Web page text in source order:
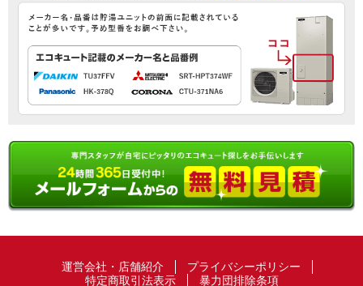
運営会社・店舗紹介
プライバシーポリシー
特定商取引法表示
暴力団排除条項